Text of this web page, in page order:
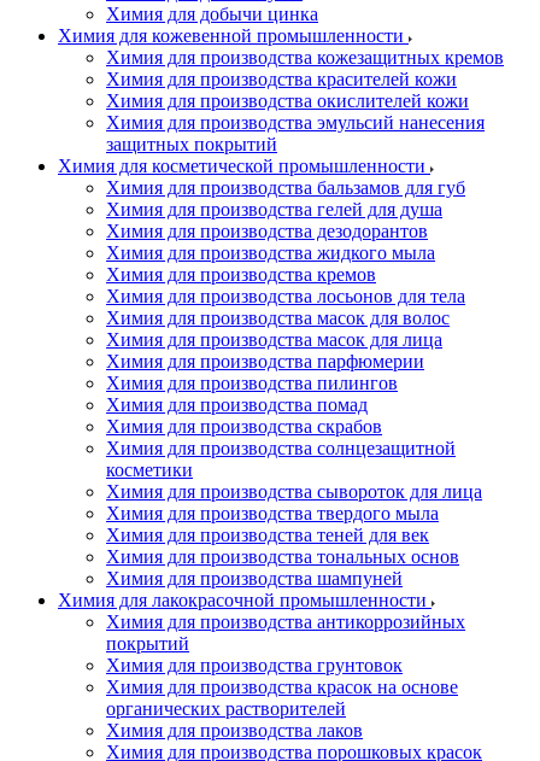
Химия для добычи цинка
Химия для кожевенной промышленности
Химия для производства кожезащитных кремов
Химия для производства красителей кожи
Химия для производства окислителей кожи
Химия для производства эмульсий нанесения
защитных покрытий
Химия для косметической промышленности
Химия для производства бальзамов для губ
Химия для производства гелей для душа
Химия для производства дезодорантов
Химия для производства жидкого мыла
Химия для производства кремов
Химия для производства лосьонов для тела
Химия для производства масок для волос
Химия для производства масок для лица
Химия для производства парфюмерии
Химия для производства пилингов
Химия для производства помад
Химия для производства скрабов
Химия для производства солнцезащитной
косметики
Химия для производства сывороток для лица
Химия для производства твердого мыла
Химия для производства теней для век
Химия для производства тональных основ
Химия для производства шампуней
Химия для лакокрасочной промышленности
Химия для производства антикоррозийных
покрытий
Химия для производства грунтовок
Химия для производства красок на основе
органических растворителей
Химия для производства лаков
Химия для производства порошковых красок